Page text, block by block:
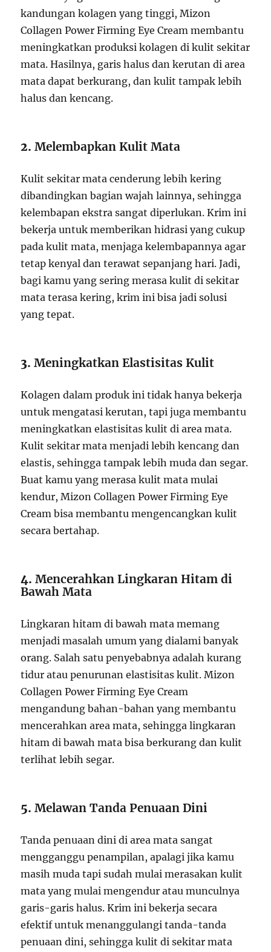
kandungan kolagen yang tinggi, Mizon
Collagen Power Firming Eye Cream membantu
meningkatkan produksi kolagen di kulit sekitar
mata. Hasilnya, garis halus dan kerutan di area
mata dapat berkurang, dan kulit tampak lebih
halus dan kencang.
2.Melembapkan Kulit Mata
Kulit sekitar mata cenderung lebih kering
dibandingkan bagian wajah lainnya, sehingga
kelembapan ekstra sangat diperlukan. Krim ini
bekerja untuk memberikan hidrasi yang cukup
pada kulit mata, menjaga kelembapannya agar
tetap kenyal dan terawat sepanjang hari. Jadi,
bagi kamu yang sering merasa kulit di sekitar
mata terasa kering, krim ini bisa jadi solusi
yang tepat.
3.Meningkatkan Elastisitas Kulit
Kolagen dalam produk ini tidak hanya bekerja
untuk mengatasi kerutan, tapi juga membantu
meningkatkan elastisitas kulit di area mata.
Kulit sekitar mata menjadi lebih kencang dan
elastis, sehingga tampak lebih muda dan segar.
Buat kamu yang merasa kulit mata mulai
kendur, Mizon Collagen Power Firming Eye
Cream bisa membantu mengencangkan kulit
secara bertahap.
4.Mencerahkan Lingkaran Hitam di
Bawah Mata
Lingkaran hitam di bawah mata memang
menjadi masalah umum yang dialami banyak
orang. Salah satu penyebabnya adalah kurang
tidur atau penurunan elastisitas kulit. Mizon
Collagen Power Firming Eye Cream
mengandung bahan-bahan yang membantu
mencerahkan area mata, sehingga lingkaran
hitam di bawah mata bisa berkurang dan kulit
terlihat lebih segar.
5.Melawan Tanda Penuaan Dini
Tanda penuaan dini di area mata sangat
mengganggu penampilan, apalagi jika kamu
masih muda tapi sudah mulai merasakan kulit
mata yang mulai mengendur atau munculnya
garis-garis halus. Krim ini bekerja secara
efektif untuk menanggulangi tanda-tanda
penuaan dini, sehingga kulit di sekitar mata